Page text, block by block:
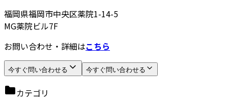
福岡県福岡市中央区薬院1-14-5
MG薬院ビル7F
お問い合わせ・詳細はこちら
今すぐ問い合わせる 今すぐ問い合わせる
カテゴリ